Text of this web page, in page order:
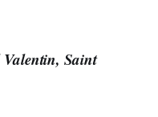
Saint